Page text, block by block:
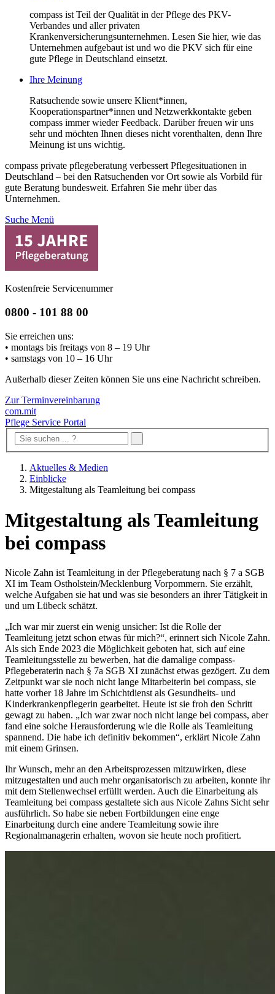
compass ist Teil der Qualität in der Pflege des PKV-
Verbandes und aller privaten
Krankenversicherungsunternehmen. Lesen Sie hier, wie das
Unternehmen aufgebaut ist und wo die PKV sich für eine
gute Pflege in Deutschland einsetzt.
Ihre Meinung
Ratsuchende sowie unsere Klient*innen,
Kooperationspartner*innen und Netzwerkkontakte geben
compass immer wieder Feedback. Darüber freuen wir uns
sehr und möchten Ihnen dieses nicht vorenthalten, denn Ihre
Meinung ist uns wichtig.
compass private pflegeberatung verbessert Pflegesituationen in
Deutschland – bei den Ratsuchenden vor Ort sowie als Vorbild für
gute Beratung bundesweit. Erfahren Sie mehr über das
Unternehmen.
Suche Menü
Kostenfreie Servicenummer
0800 - 101 88 00
Sie erreichen uns:
• montags bis freitags von 8 – 19 Uhr
• samstags von 10 – 16 Uhr
Außerhalb dieser Zeiten können Sie uns eine Nachricht schreiben.
Zur Terminvereinbarung
com.mit
Pflege Service Portal
Aktuelles & Medien
Einblicke
Mitgestaltung als Teamleitung bei compass
Mitgestaltung als Teamleitung
bei compass
Nicole Zahn ist Teamleitung in der Pflegeberatung nach § 7 a SGB
XI im Team Ostholstein/Mecklenburg Vorpommern. Sie erzählt,
welche Aufgaben sie hat und was sie besonders an ihrer Tätigkeit in
und um Lübeck schätzt.
„Ich war mir zuerst ein wenig unsicher: Ist die Rolle der
Teamleitung jetzt schon etwas für mich?“, erinnert sich Nicole Zahn.
Als sich Ende 2023 die Möglichkeit geboten hat, sich auf eine
Teamleitungsstelle zu bewerben, hat die damalige compass-
Pflegeberaterin nach § 7a SGB XI zunächst etwas gezögert. Zu dem
Zeitpunkt war sie noch nicht lange Mitarbeiterin bei compass, sie
hatte vorher 18 Jahre im Schichtdienst als Gesundheits- und
Kinderkrankenpflegerin gearbeitet. Heute ist sie froh den Schritt
gewagt zu haben. „Ich war zwar noch nicht lange bei compass, aber
fand eine solche Herausforderung wie die Rolle als Teamleitung
spannend. Die habe ich definitiv bekommen“, erklärt Nicole Zahn
mit einem Grinsen.
Ihr Wunsch, mehr an den Arbeitsprozessen mitzuwirken, diese
mitzugestalten und auch mehr organisatorisch zu arbeiten, konnte ihr
mit dem Stellenwechsel erfüllt werden. Auch die Einarbeitung als
Teamleitung bei compass gestaltete sich aus Nicole Zahns Sicht sehr
ausführlich. So habe sie neben Fortbildungen eine enge
Einarbeitung durch eine andere Teamleitung sowie ihre
Regionalmanagerin erhalten, wovon sie heute noch profitiert.